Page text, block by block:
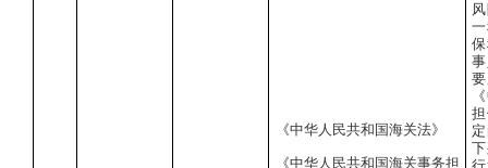
《中华人民共和国海关法》
《中华人民共和国海关事务担